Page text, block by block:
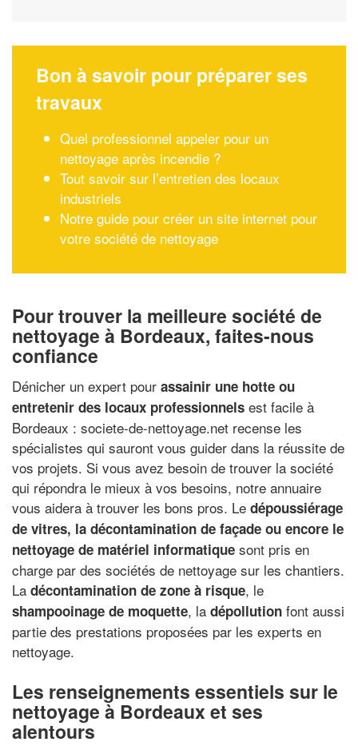
Bon à savoir pour préparer ses
travaux
Quel professionnel appeler pour un
nettoyage après incendie ?
Tout savoir sur l’entretien des locaux
industriels
Notre guide pour créer un site internet pour
votre société de nettoyage
Pour trouver la meilleure société de
nettoyage à Bordeaux, faites-nous
confiance
Dénicher un expert pour assainir une hotte ou
entretenir des locaux professionnels est facile à
Bordeaux : societe-de-nettoyage.net recense les
spécialistes qui sauront vous guider dans la réussite de
vos projets. Si vous avez besoin de trouver la société
qui répondra le mieux à vos besoins, notre annuaire
vous aidera à trouver les bons pros. Le dépoussiérage
de vitres, la décontamination de façade ou encore le
nettoyage de matériel informatique sont pris en
charge par des sociétés de nettoyage sur les chantiers.
La décontamination de zone à risque, le
shampooinage de moquette, la dépollution font aussi
partie des prestations proposées par les experts en
nettoyage.
Les renseignements essentiels sur le
nettoyage à Bordeaux et ses
alentours